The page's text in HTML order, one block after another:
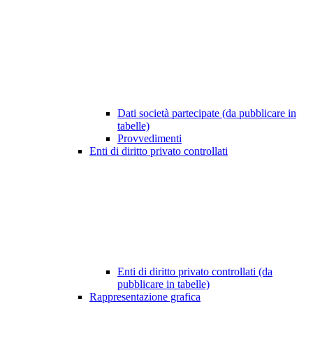
Dati società partecipate (da pubblicare in
tabelle)
Provvedimenti
Enti di diritto privato controllati
Enti di diritto privato controllati (da
pubblicare in tabelle)
Rappresentazione grafica